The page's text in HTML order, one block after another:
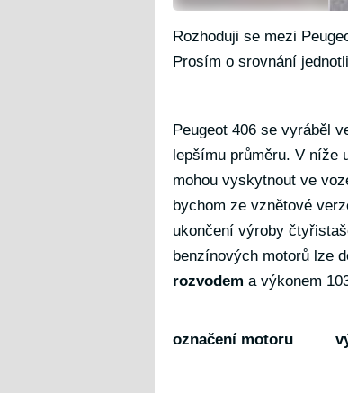
Rozhoduji se mezi
Prosím o srovnání
Peugeot 406 se vyráběl
lepšímu průměru. V níže
mohou vyskytnout ve
bychom ze vznětové
ukončení výroby
benzínových motorů lze
rozvodem a výkonem
označení motoru